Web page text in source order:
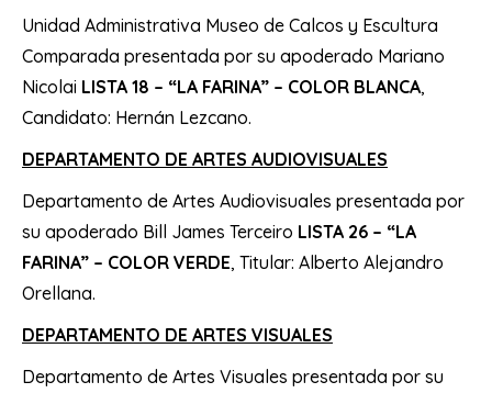
Unidad Administrativa Museo de Calcos y Escultura
Comparada presentada por su apoderado Mariano
Nicolai LISTA 18 – “LA FARINA” – COLOR BLANCA,
Candidato: Hernán Lezcano.
DEPARTAMENTO DE ARTES AUDIOVISUALES
Departamento de Artes Audiovisuales presentada por
su apoderado Bill James Terceiro LISTA 26 – “LA
FARINA” – COLOR VERDE, Titular: Alberto Alejandro
Orellana.
DEPARTAMENTO DE ARTES VISUALES
Departamento de Artes Visuales presentada por su